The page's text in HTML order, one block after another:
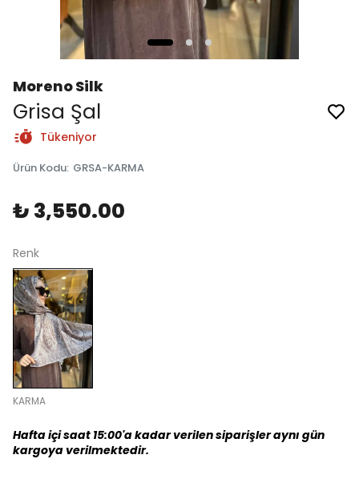
Moreno Silk
Grisa Şal
Tükeniyor
Ürün Kodu: GRSA-KARMA
₺ 3,550.00
Renk
KARMA
Hafta içi saat 15:00'a kadar verilen siparişler aynı gün
kargoya verilmektedir.